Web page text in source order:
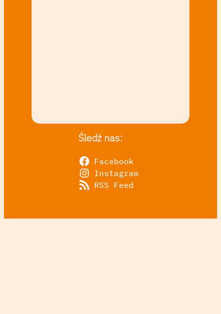
Śledź nas:
Facebook
Instagram
RSS Feed